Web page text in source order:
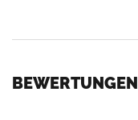
BEWERTUNGEN